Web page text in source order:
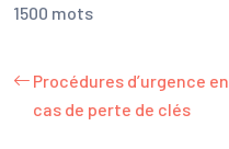
1500 mots
Procédures d’urgence en
cas de perte de clés